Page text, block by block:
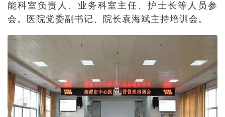
能科室负责人、业务科室主任、护士长等人员参
会。医院党委副书记、院长袁海斌主持培训会。